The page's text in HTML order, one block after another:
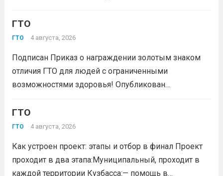
Многие университеты начисляют абитуриентам
баллы за индивидуальные достижения — и знак
ГТО
ГТО 4 августа, 2026
Подписан Приказ о награждении золотым знаком
отличия ГТО для людей с ограниченными
возможностями здоровья! Опубликован
Российской Федерации № 229 НГ от 22 июля 2026
года. Документ утверждает список граждан,
Всероссийского физкультурно-спортивного
комплекса...Читать дальше
ГТО
ГТО 4 августа, 2026
Как устроен проект: этапы и отбор в финал Проект
проходит в два этапа:Муниципальный, проходит в
каждой территории Кузбасса:— помощь в